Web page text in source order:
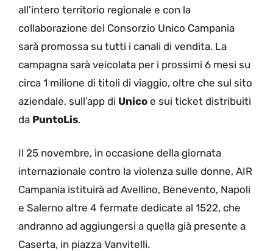
all’intero territorio regionale e con la
collaborazione del Consorzio Unico Campania
sarà promossa su tutti i canali di vendita. La
campagna sarà veicolata per i prossimi 6 mesi su
circa 1 milione di titoli di viaggio, oltre che sul sito
aziendale, sull’app di Unico e sui ticket distribuiti
da PuntoLis.
Il 25 novembre, in occasione della giornata
internazionale contro la violenza sulle donne, AIR
Campania istituirà ad Avellino, Benevento, Napoli
e Salerno altre 4 fermate dedicate al 1522, che
andranno ad aggiungersi a quella già presente a
Caserta, in piazza Vanvitelli.